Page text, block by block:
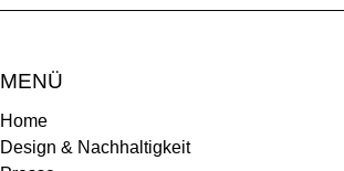
MENÜ
Home
Design & Nachhaltigkeit